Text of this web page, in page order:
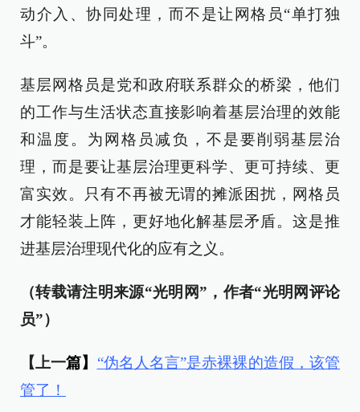
动介入、协同处理，而不是让网格员“单打独
斗”。
基层网格员是党和政府联系群众的桥梁，他们
的工作与生活状态直接影响着基层治理的效能
和温度。为网格员减负，不是要削弱基层治
理，而是要让基层治理更科学、更可持续、更
富实效。只有不再被无谓的摊派困扰，网格员
才能轻装上阵，更好地化解基层矛盾。这是推
进基层治理现代化的应有之义。
（转载请注明来源“光明网”，作者“光明网评论
员”）
【上一篇】 “伪名人名言”是赤裸裸的造假，该管
管了！